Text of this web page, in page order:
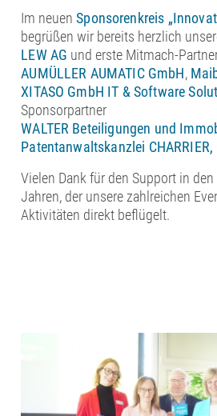
Im neuenSponsorenkreis
begrüßen wir bereits herzlich
LEW AG und erste Mitmach-
AUMÜLLER AUMATIC GmbH,
XITASO GmbH IT & Software
Sponsorpartner
WALTER Beteiligungen und
Patentanwaltskanzlei CHARRIER,
Vielen Dank für den Support in
Jahren, der unsere zahlreichen
Aktivitäten direkt beflügelt.